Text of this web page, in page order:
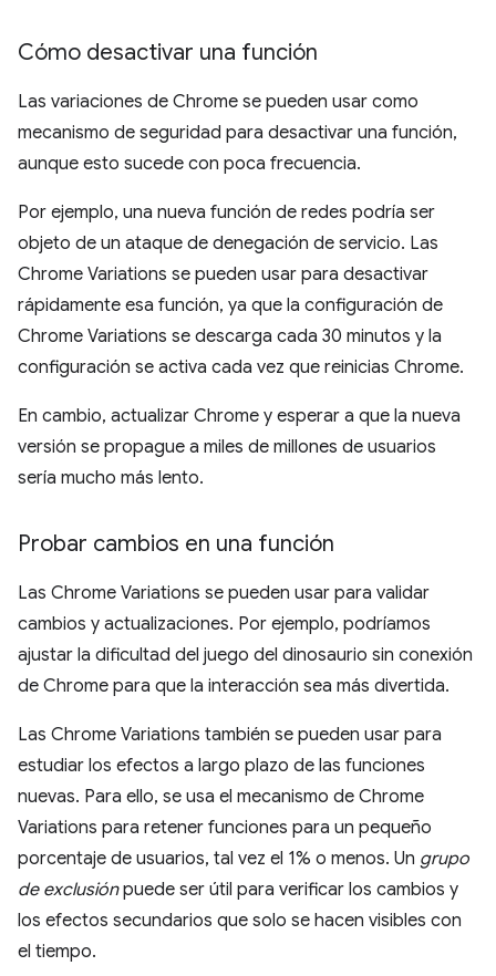
Cómo desactivar una función
Las variaciones de Chrome se pueden usar como
mecanismo de seguridad para desactivar una función,
aunque esto sucede con poca frecuencia.
Por ejemplo, una nueva función de redes podría ser
objeto de un ataque de denegación de servicio. Las
Chrome Variations se pueden usar para desactivar
rápidamente esa función, ya que la configuración de
Chrome Variations se descarga cada 30 minutos y la
configuración se activa cada vez que reinicias Chrome.
En cambio, actualizar Chrome y esperar a que la nueva
versión se propague a miles de millones de usuarios
sería mucho más lento.
Probar cambios en una función
Las Chrome Variations se pueden usar para validar
cambios y actualizaciones. Por ejemplo, podríamos
ajustar la dificultad del juego del dinosaurio sin conexión
de Chrome para que la interacción sea más divertida.
Las Chrome Variations también se pueden usar para
estudiar los efectos a largo plazo de las funciones
nuevas. Para ello, se usa el mecanismo de Chrome
Variations para retener funciones para un pequeño
porcentaje de usuarios, tal vez el 1% o menos. Un grupo
de exclusiónpuede ser útil para verificar los cambios y
los efectos secundarios que solo se hacen visibles con
el tiempo.